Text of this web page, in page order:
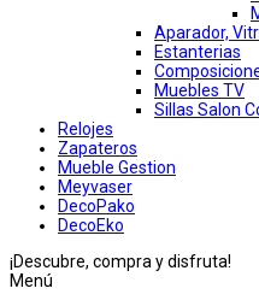
Aparador,
Estanterias
Muebles TV
Sillas Salon
Relojes
Zapateros
Mueble Gestion
Meyvaser
DecoPako
DecoEko
¡Descubre, compra y disfruta!
Menú